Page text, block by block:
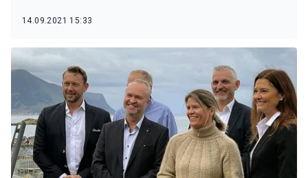
14.09.2021 15:33